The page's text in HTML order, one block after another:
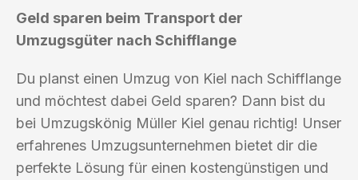
Geld sparen beim Transport der
Umzugsgüter nach Schifflange
Du planst einen Umzug von Kiel nach Schifflange
und möchtest dabei Geld sparen? Dann bist du
bei Umzugskönig Müller Kiel genau richtig! Unser
erfahrenes Umzugsunternehmen bietet dir die
perfekte Lösung für einen kostengünstigen und